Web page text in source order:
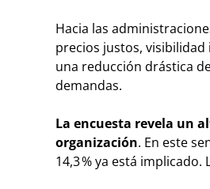
Hacia las
precios justos,
una reducción drástica
demandas.
La encuesta revela un
organización. En este
14,3 % ya está